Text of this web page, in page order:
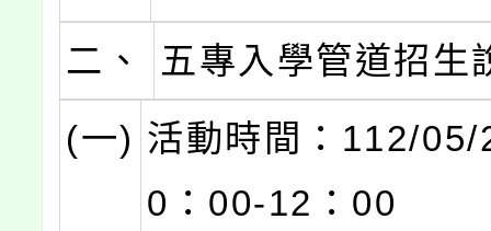
二、
五專入學管道招生
(一) 活動時間：112/
0：00-12：00